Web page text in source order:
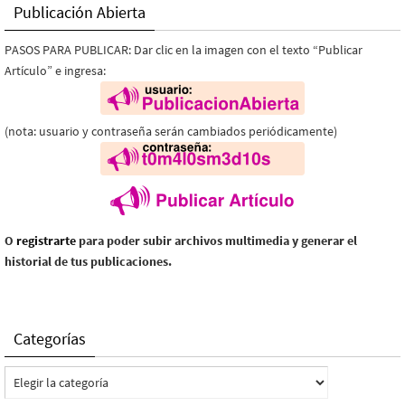
Publicación Abierta
PASOS PARA PUBLICAR: Dar clic en la imagen con el texto “Publicar
Artículo” e ingresa:
(nota: usuario y contraseña serán cambiados periódicamente)
O registrarte para poder subir archivos multimedia y generar el
historial de tus publicaciones.
Categorías
Categorías